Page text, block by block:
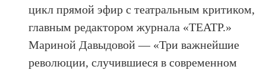
цикл прямой эфир с театральным критиком,
главным редактором журнала «ТЕАТР.»
Мариной Давыдовой — «Три важнейшие
революции, случившиеся в современном